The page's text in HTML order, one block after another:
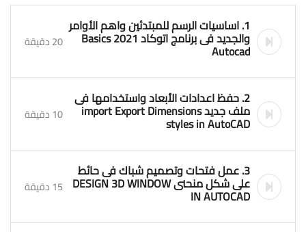
1. اساسيات الرسم للمبتدئين واهم الأوامر
والجديد فى برنامج اتوكاد 2021 Basics
Autocad 20 دقيقة
2. حفظ اعدادات الأبعاد واستخدامها فى
ملف جديد import Export Dimensions
styles in AutoCAD 10 دقيقة
3. عمل فتحات وتصميم شباك فى حائط
على شكل منحنى DESIGN 3D WINDOW
IN AUTOCAD 15 دقيقة